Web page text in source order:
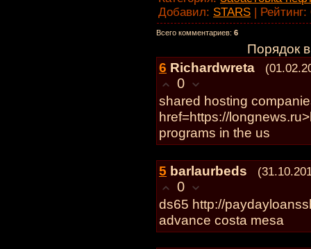
Добавил: STARS | Рейтинг:
Всего комментариев: 6
Порядок
6 Richardwreta
0
shared hosting
href=https://
programs in the us
5 barlaurbeds
0
ds65 http://
advance costa mesa